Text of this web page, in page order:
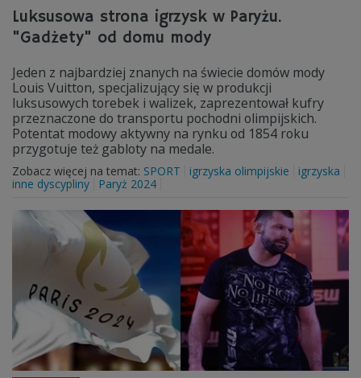
Luksusowa strona igrzysk w Paryżu.
"Gadżety" od domu mody
Jeden z najbardziej znanych na świecie domów mody
Louis Vuitton, specjalizujący się w produkcji
luksusowych torebek i walizek, zaprezentował kufry
przeznaczone do transportu pochodni olimpijskich.
Potentat modowy aktywny na rynku od 1854 roku
przygotuje też gabloty na medale.
Zobacz więcej na temat: SPORT igrzyska olimpijskie
igrzyska
inne dyscypliny
Paryż 2024